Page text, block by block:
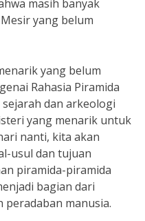
masih banyak
yang belum
yang belum
Rahasia Piramida
dan arkeologi
yang menarik untuk
nanti, kita akan
usul dan tujuan
piramida-piramida
bagian dari
peradaban manusia.